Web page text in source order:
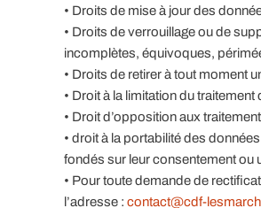
• Droits de mise à jour des
• Droits de verrouillage ou de
incomplètes, équivoques,
• Droits de retirer à tout moment
• Droit à la limitation du
• Droit d’opposition aux
• droit à la portabilité des
fondés sur leur consentement ou
• Pour toute demande de
l’adresse : contact@cdf-